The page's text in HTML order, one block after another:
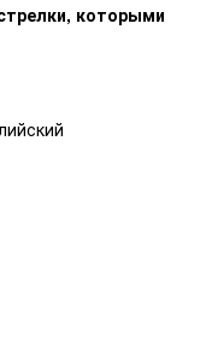
которыми